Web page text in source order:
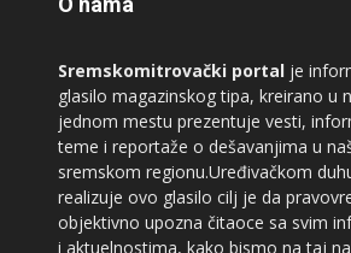
Sremskomitrovački portal je
glasilo magazinskog tipa, kreirano u
jednom mestu prezentuje vesti,
teme i reportaže o dešavanjima u
sremskom regionu.Uređivačkom
realizuje ovo glasilo cilj je da
objektivno upozna čitaoce sa svim
i aktuelnostima, kako bismo na taj